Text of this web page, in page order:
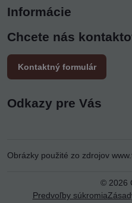
Informácie
Chcete nás
Kontaktný formulár
Odkazy pre Vás
Obrázky použité zo zdrojov
© 2026
Predvoľby súkromia